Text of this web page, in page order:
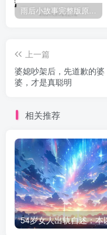
雨后小故事完整版原片动态图（图+文字解说版）
上一篇
婆媳吵架后，先道歉的婆
婆，才是真聪明
相关推荐